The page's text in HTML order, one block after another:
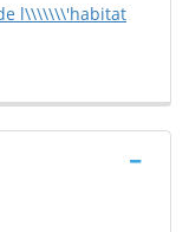
l\\\\\\\'habitat